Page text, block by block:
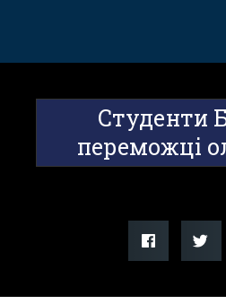
Студенти
переможці